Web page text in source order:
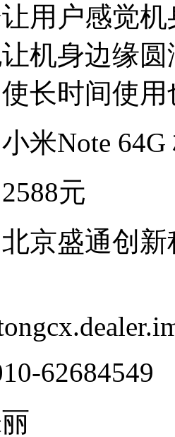
用户感觉
机身边缘
长时间使
米Note
元
京盛通创
62684549